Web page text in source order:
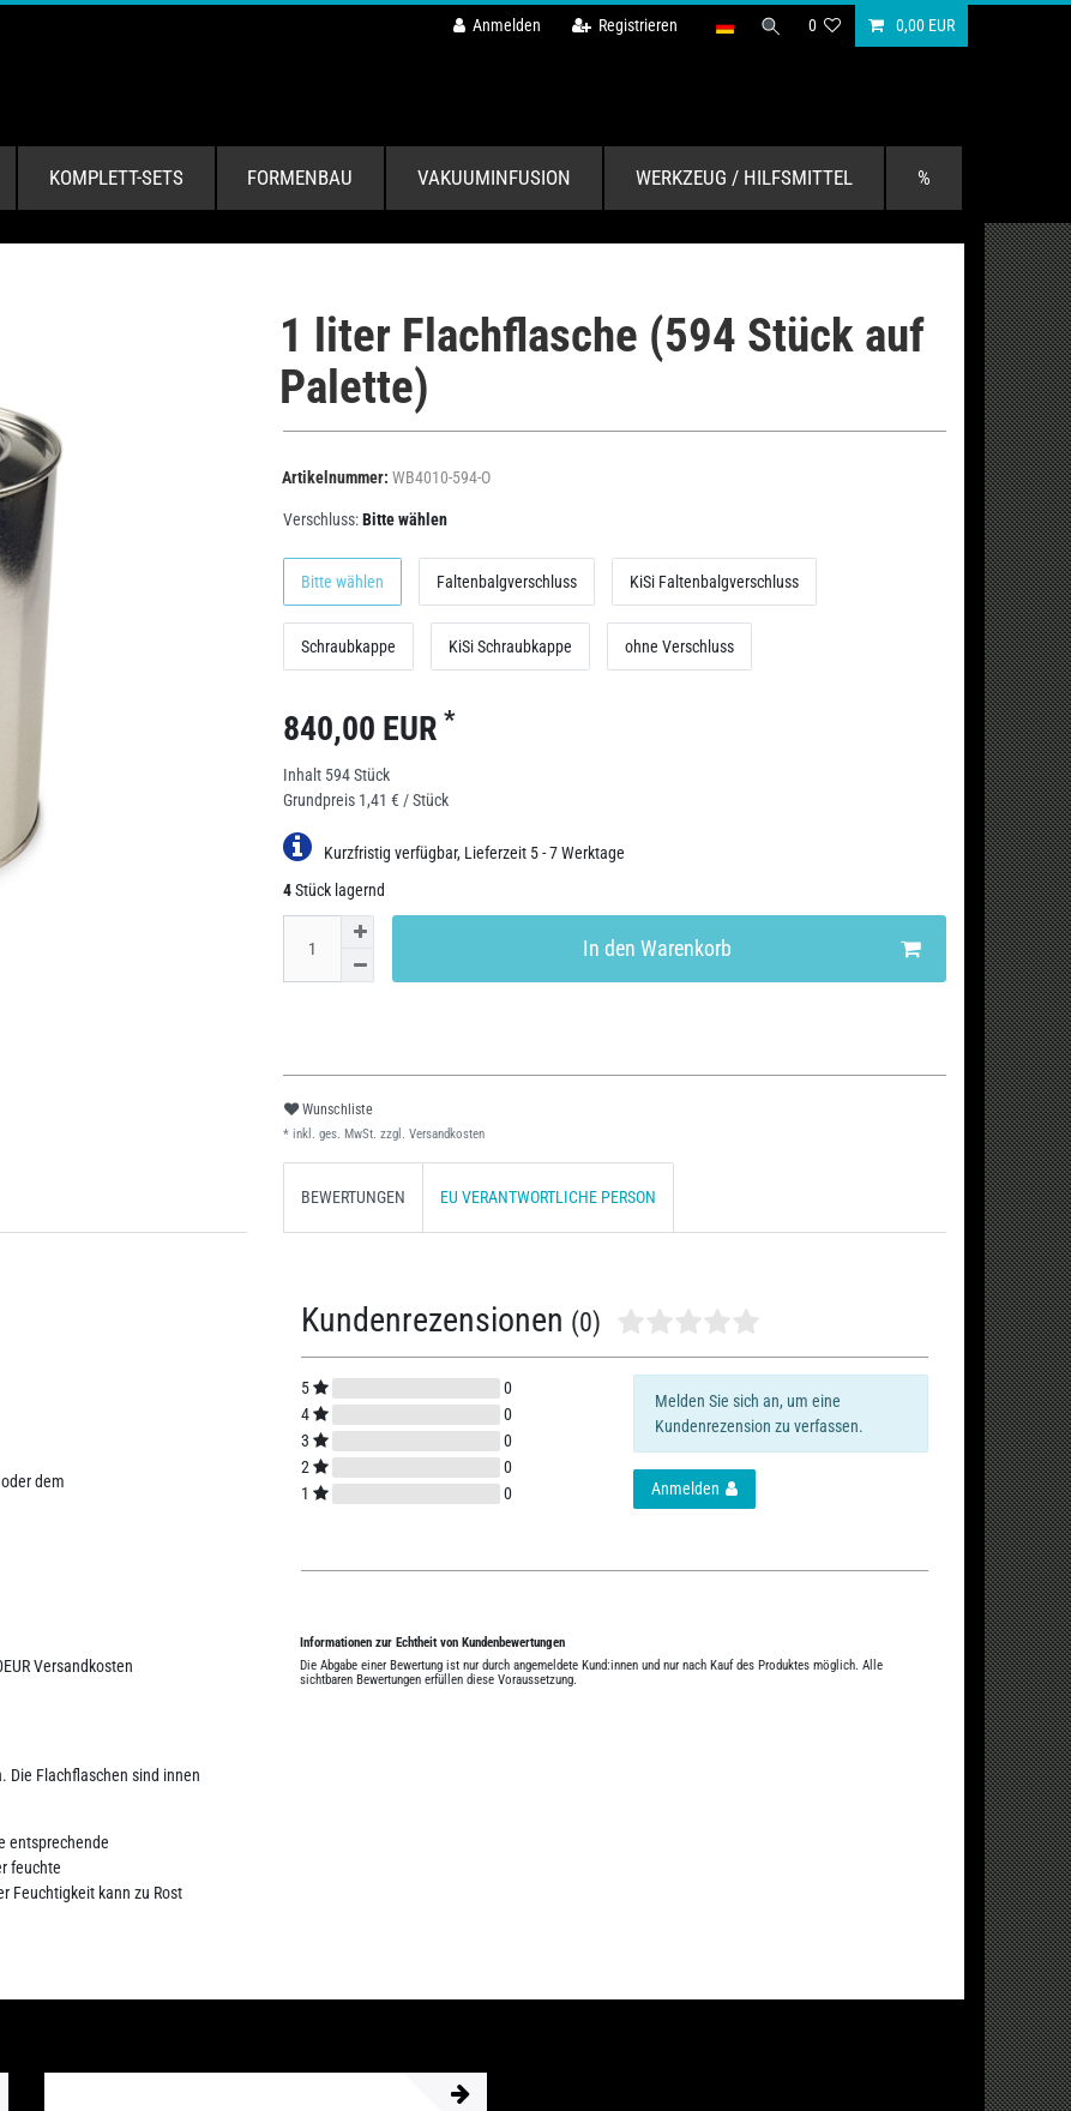
Anmelden Registrieren 0 0,00 EUR
KOMPLETT-SETS FORMENBAU VAKUUMINFUSION WERKZEUG / HILFSMITTEL %
1 liter Flachflasche (594 Stück auf
Palette)
Artikelnummer: WB4010-594-O
Verschluss:Bitte wählen
Bitte wählen Faltenbalgverschluss KiSi Faltenbalgverschluss
Schraubkappe KiSi Schraubkappe ohne Verschluss
840,00 EUR *
Inhalt 594Stück
Grundpreis 1,41 € / Stück
Kurzfristig verfügbar, Lieferzeit 5 - 7 Werktage
4Stück lagernd
In den Warenkorb
Wunschliste
* inkl. ges. MwSt. zzgl. Versandkosten
dem
Versandkosten
Die Flachflaschen sind innen
entsprechende
feuchte
Feuchtigkeit kann zu Rost
BEWERTUNGEN EU VERANTWORTLICHE PERSON
Kundenrezensionen (0)
5
0
4
0
3
0
2
0
1
0
Melden Sie sich an, um eine
Kundenrezension zu verfassen.
Anmelden
Informationen zur Echtheit von Kundenbewertungen
Die Abgabe einer Bewertung ist nur durch angemeldete Kund:innen und nur nach Kauf des Produktes möglich. Alle
sichtbaren Bewertungen erfüllen diese Voraussetzung.